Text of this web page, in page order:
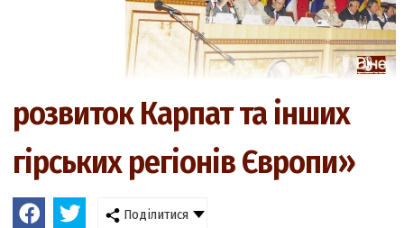
розвиток Карпат та інших
гірських регіонів Європи»
Поділитися